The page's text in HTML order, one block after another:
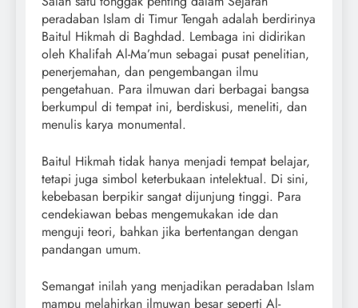
peradaban Islam di Timur Tengah adalah berdirinya
Baitul Hikmah di Baghdad. Lembaga ini didirikan
oleh Khalifah Al-Ma’mun sebagai pusat penelitian,
penerjemahan, dan pengembangan ilmu
pengetahuan. Para ilmuwan dari berbagai bangsa
berkumpul di tempat ini, berdiskusi, meneliti, dan
menulis karya monumental.
Baitul Hikmah tidak hanya menjadi tempat belajar,
tetapi juga simbol keterbukaan intelektual. Di sini,
kebebasan berpikir sangat dijunjung tinggi. Para
cendekiawan bebas mengemukakan ide dan
menguji teori, bahkan jika bertentangan dengan
pandangan umum.
Semangat inilah yang menjadikan peradaban Islam
mampu melahirkan ilmuwan besar seperti Al-